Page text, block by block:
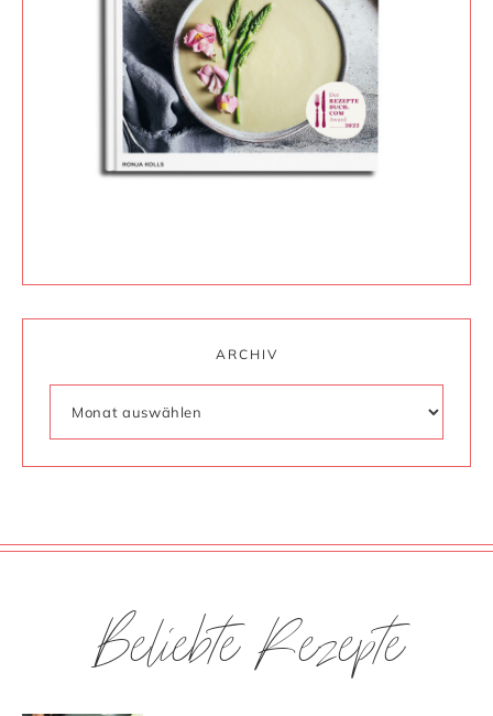
ARCHIV
Beliebte Rezepte